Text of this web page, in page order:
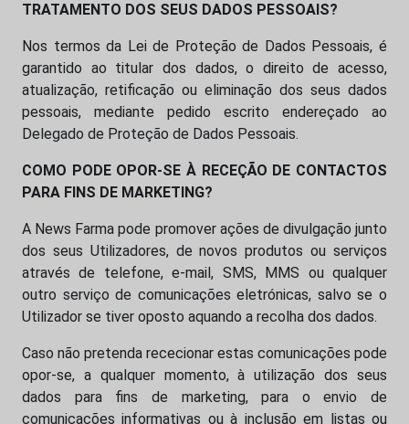
TRATAMENTO DOS SEUS DADOS PESSOAIS?
Nos termos da Lei de Proteção de Dados Pessoais, é
garantido ao titular dos dados, o direito de acesso,
atualização, retificação ou eliminação dos seus dados
pessoais, mediante pedido escrito endereçado ao
Delegado de Proteção de Dados Pessoais.
COMO PODE OPOR-SE À RECEÇÃO DE CONTACTOS
PARA FINS DE MARKETING?
A News Farma pode promover ações de divulgação junto
dos seus Utilizadores, de novos produtos ou serviços
através de telefone, e-mail, SMS, MMS ou qualquer
outro serviço de comunicações eletrónicas, salvo se o
Utilizador se tiver oposto aquando a recolha dos dados.
Caso não pretenda rececionar estas comunicações pode
opor-se, a qualquer momento, à utilização dos seus
dados para fins de marketing, para o envio de
comunicações informativas ou à inclusão em listas ou